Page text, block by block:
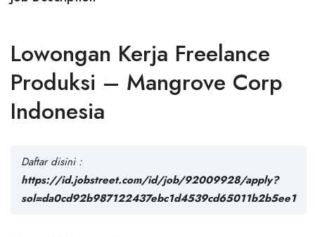
Lowongan Kerja Freelance
Produksi – Mangrove Corp
Indonesia
Daftar disini :
https://id.jobstreet.com/id/job/92009928/apply?
sol=da0cd92b987122437ebc1d4539cd65011b2b5ee1